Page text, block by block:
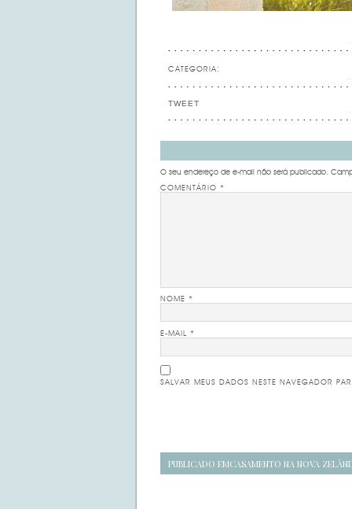
CATEGORIA:
TWEET
O seu endereço de e-mail não será publicado.
COMENTÁRIO *
NOME *
E-MAIL *
SALVAR MEUS DADOS NESTE NAVEGADOR
Navegação
PUBLICADO EMCASAMENTO NA NOVA